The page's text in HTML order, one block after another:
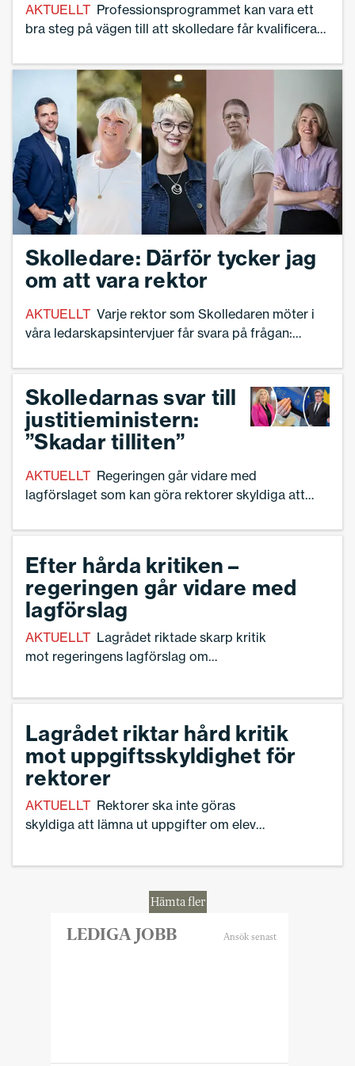
AKTUELLT Professionsprogrammet kan vara ett
bra steg på vägen till att skolledare får kvalificerad
Sveriges Skolledares i sitt remissvar till
Skolverkets redovisning av det nationella
professionsprogrammet. Samtidigt poängterar
man vikten av att alla skolledare får samma
möjlighet att delta.
Skolledare: Därför tycker jag
om att vara rektor
AKTUELLT Varje rektor som Skolledaren möter i
våra ledarskapsintervjuer får svara på frågan:
fem rektorer på frågan:
Skolledarnas svar till
justitieministern:
”Skadar tilliten”
AKTUELLT Regeringen går vidare med
lagförslaget som kan göra rektorer skyldiga att
trots svidande kritik från skolledare och nu senast
skrivelse till justitieminister Gunnar Strömmer (M).
Efter hårda kritiken –
regeringen går vidare med
lagförslag
AKTUELLT Lagrådet riktade skarp kritik
mot regeringens lagförslag om
justitieminister Gunnar Strömmer (M) till
kritiken.
Lagrådet riktar hård kritik
mot uppgiftsskyldighet för
rektorer
AKTUELLT Rektorer ska inte göras
skyldiga att lämna ut uppgifter om elever
menar Lagrådet som avstyrker
Ann-Charlotte Gavelin Rydman,
Hämta fler